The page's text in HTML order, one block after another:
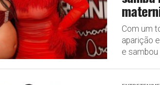
Com um
aparição
e sambou